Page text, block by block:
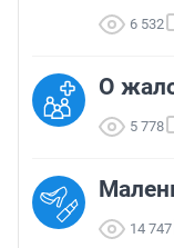
6 532
О
5 778
14 747